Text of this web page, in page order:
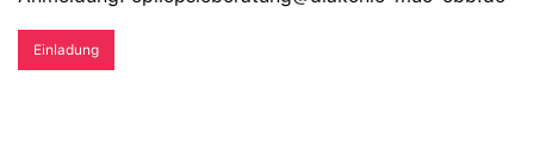
Einladung